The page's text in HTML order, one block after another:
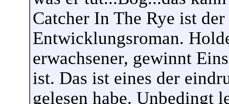
Catcher In The Rye ist
Entwicklungsroman.
erwachsener, gewinnt
ist. Das ist eines der
gelesen habe. Unbedingt